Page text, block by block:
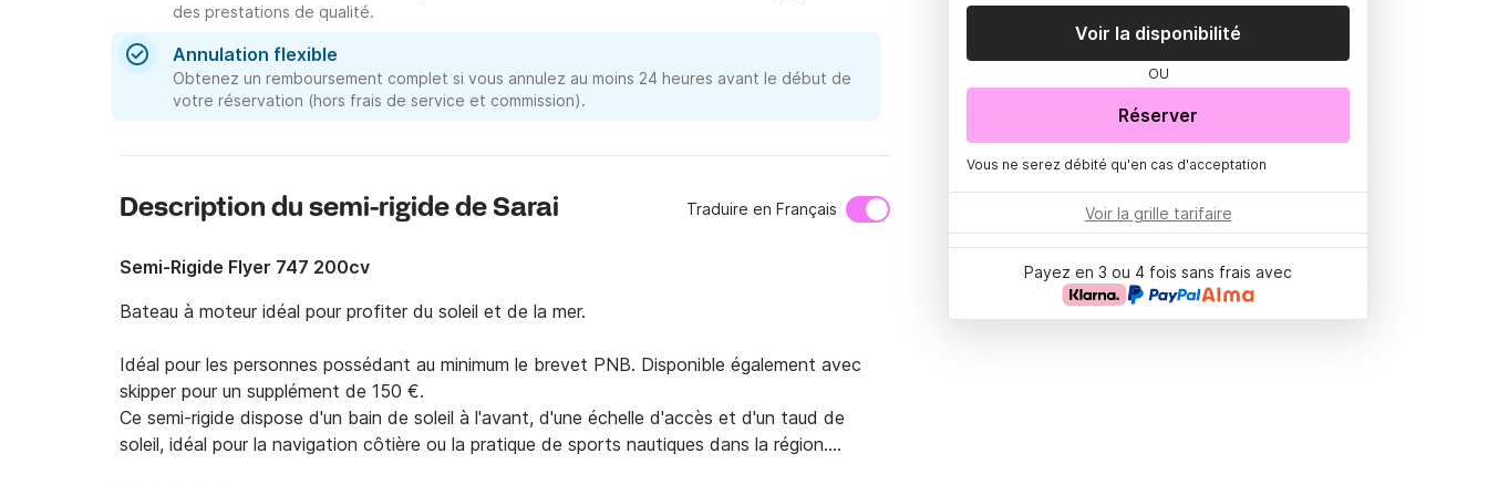
des prestations de qualité.
Annulation flexible
Obtenez un remboursement complet si vous annulez au moins 24 heures avant le début de
votre réservation (hors frais de service et commission).
Description du semi-rigide de Sarai Traduire en Français
Semi-Rigide Flyer 747 200cv
Bateau à moteur idéal pour profiter du soleil et de la mer.
Idéal pour les personnes possédant au minimum le brevet PNB. Disponible également avec
skipper pour un supplément de 150 €.
Ce semi-rigide dispose d'un bain de soleil à l'avant, d'une échelle d'accès et d'un taud de
soleil, idéal pour la navigation côtière ou la pratique de sports nautiques dans la région.
Voir la disponibilité
OU
Réserver
Vous ne serez débité qu'en cas d'acceptation
Voir la grille tarifaire
Payez en 3 ou 4 fois sans frais avec